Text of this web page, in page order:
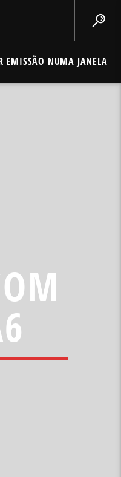
EMISSÃO NUMA JANELA